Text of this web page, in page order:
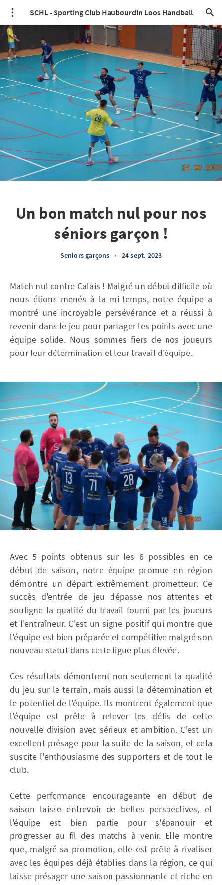
SCHL - Sporting Club Haubourdin Loos Handball
Un bon match nul pour nos
séniors garçon !
Seniors garçons • 24 sept. 2023
Match nul contre Calais ! Malgré un début difficile où
nous étions menés à la mi-temps, notre équipe a
montré une incroyable persévérance et a réussi à
revenir dans le jeu pour partager les points avec une
équipe solide. Nous sommes fiers de nos joueurs
pour leur détermination et leur travail d'équipe.
Avec 5 points obtenus sur les 6 possibles en ce
début de saison, notre équipe promue en région
démontre un départ extrêmement prometteur. Ce
succès d'entrée de jeu dépasse nos attentes et
souligne la qualité du travail fourni par les joueurs
et l'entraîneur. C'est un signe positif qui montre que
l'équipe est bien préparée et compétitive malgré son
nouveau statut dans cette ligue plus élevée.
Ces résultats démontrent non seulement la qualité
du jeu sur le terrain, mais aussi la détermination et
le potentiel de l'équipe. Ils montrent également que
l'équipe est prête à relever les défis de cette
nouvelle division avec sérieux et ambition. C'est un
excellent présage pour la suite de la saison, et cela
suscite l'enthousiasme des supporters et de tout le
club.
Cette performance encourageante en début de
saison laisse entrevoir de belles perspectives, et
l'équipe est bien partie pour s'épanouir et
progresser au fil des matchs à venir. Elle montre
que, malgré sa promotion, elle est prête à rivaliser
avec les équipes déjà établies dans la région, ce qui
laisse présager une saison passionnante et riche en